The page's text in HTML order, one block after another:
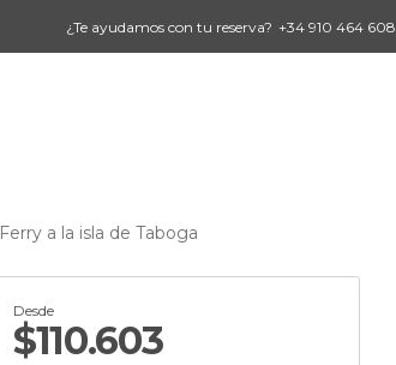
¿Te ayudamos con tu reserva? +34 910 464 608
Ferry a la isla de Taboga
Desde
$110.603